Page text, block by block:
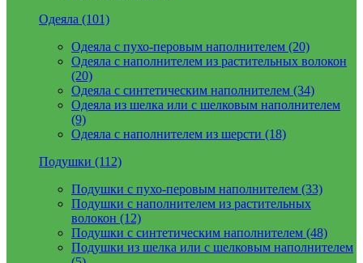
Одеяла (101)
Одеяла с пухо-перовым наполнителем (20)
Одеяла с наполнителем из растительных волокон
(20)
Одеяла с синтетическим наполнителем (34)
Одеяла из шелка или с шелковым наполнителем
(9)
Одеяла с наполнителем из шерсти (18)
Подушки (112)
Подушки с пухо-перовым наполнителем (33)
Подушки с наполнителем из растительных
волокон (12)
Подушки с синтетическим наполнителем (48)
Подушки из шелка или с шелковым наполнителем